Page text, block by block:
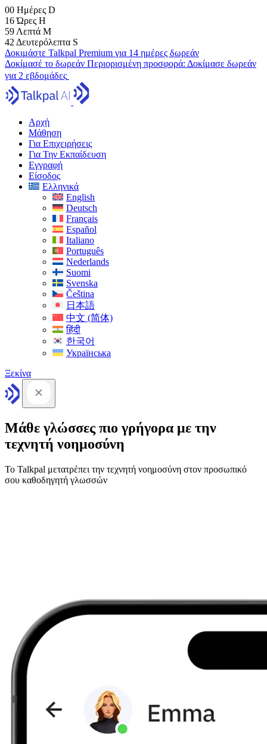
00 Ημέρες D
16 Ώρες H
59 Λεπτά M
41 Δευτερόλεπτα S
Δοκιμάστε Talkpal Premium για 14 ημέρες δωρεάν
Δοκίμασέ το δωρεάν Περιορισμένη προσφορά: Δοκίμασε δωρεάν
για 2 εβδομάδες
Αρχή
Μάθηση
Για Επιχειρήσεις
Για Την Εκπαίδευση
Εγγραφή
Είσοδος
Ελληνικά
English
Deutsch
Français
Español
Italiano
Português
Nederlands
Suomi
Svenska
Čeština
日本語
中文 (简体)
हिंदी
한국어
Українська
Ξεκίνα
Μάθε γλώσσες πιο γρήγορα με την
τεχνητή νοημοσύνη
Το Talkpal μετατρέπει την τεχνητή νοημοσύνη στον προσωπικό
σου καθοδηγητή γλωσσών